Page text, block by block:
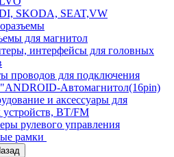
SKODA, SEAT,VW
для магнитол
интерфейсы для головных
проводов для подключения
Автомагнитол(16pin)
и аксессуары для
BT/FM
рулевого управления
рамки